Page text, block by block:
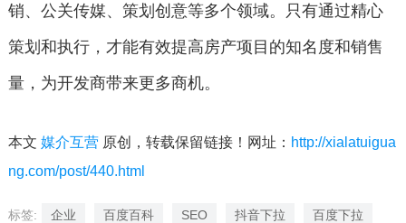
销、公关传媒、策划创意等多个领域。只有通过精心
策划和执行，才能有效提高房产项目的知名度和销售
量，为开发商带来更多商机。
本文 媒介互营原创，转载保留链接！网址： http://xialatuigua
ng.com/post/440.html
标签: 企业 百度百科 SEO 抖音下拉 百度下拉